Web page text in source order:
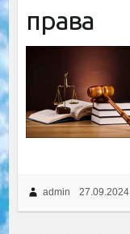
права
admin 27.09.2024